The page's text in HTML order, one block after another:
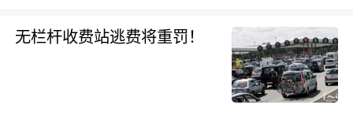
无栏杆收费站逃费将重罚！